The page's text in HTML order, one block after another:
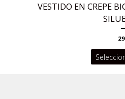
VESTIDO EN CREPE